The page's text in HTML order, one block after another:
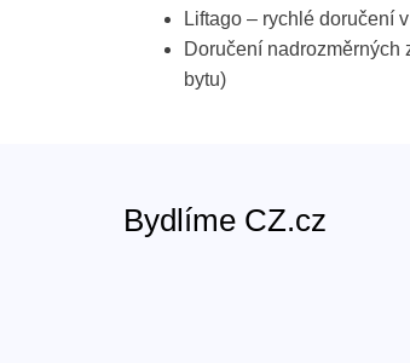
Liftago – rychlé doručení
Doručení nadrozměrných
bytu)
Bydlíme CZ.cz